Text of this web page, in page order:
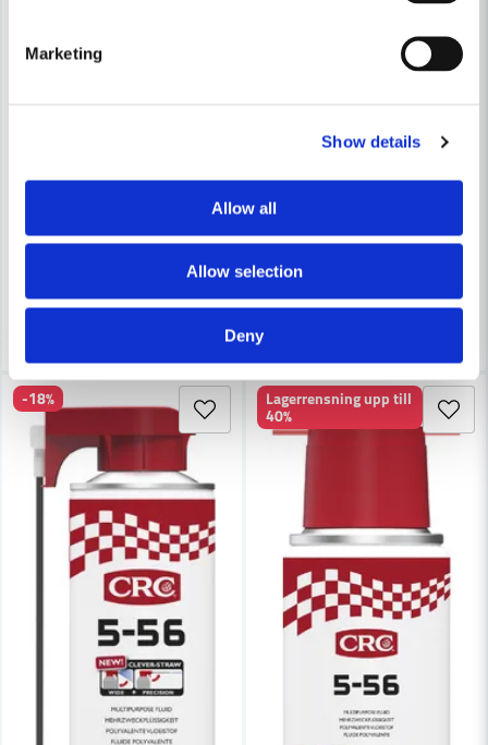
Marketing
Show details
Allow all
Allow selection
Deny
CRC Silikonspray LG Silicone 8037 500 ml
117,6 kr
CRC universalolja 5-56
87 kr
Finns i Webblager
-18% Lagerrensning upp till
40%